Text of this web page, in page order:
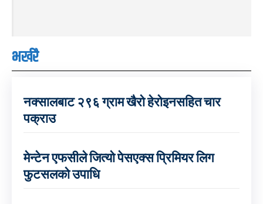
भर्खरै
नक्सालबाट २९६ ग्राम खैरो हेरोइनसहित चार
पक्राउ
मेन्टेन एफसीले जित्यो पेसएक्स प्रिमियर लिग
फुटसलको उपाधि